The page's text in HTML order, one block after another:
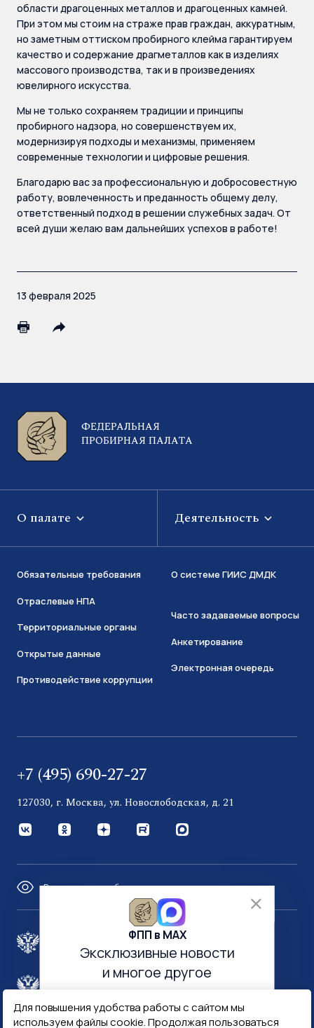
Для повышения удобства работы с сайтом мы
используем файлы cookie. Продолжая пользоваться
области драгоценных металлов и драгоценных камней.
При этом мы стоим на страже прав граждан, аккуратным,
но заметным оттиском пробирного клейма гарантируем
качество и содержание драгметаллов как в изделиях
массового производства, так и в произведениях
ювелирного искусства.
Мы не только сохраняем традиции и принципы
пробирного надзора, но совершенствуем их,
модернизируя подходы и механизмы, применяем
современные технологии и цифровые решения.
Благодарю вас за профессиональную и добросовестную
работу, вовлеченность и преданность общему делу,
ответственный подход в решении служебных задач. От
всей души желаю вам дальнейших успехов в работе!
13 февраля 2025
ФЕДЕРАЛЬНАЯ
ПРОБИРНАЯ ПАЛАТА
О палате Деятельность
Обязательные требования
Отраслевые НПА
Территориальные органы
Открытые данные
Противодействие коррупции
О системе ГИИС ДМДК
Часто задаваемые вопросы
Анкетирование
Электронная очередь
+7 (495) 690-27-27
127030, г. Москва, ул. Новослободская, д. 21
Версия для слабовидящих
Правительство России
ФПП в МАХ
Эксклюзивные новости
и многое другое